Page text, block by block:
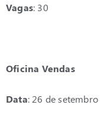
Vagas: 30
Oficina Vendas
Data: 26 de setembro